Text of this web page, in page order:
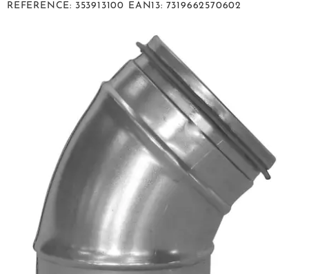
REFERENCE 353913100 EAN13 7319662570602